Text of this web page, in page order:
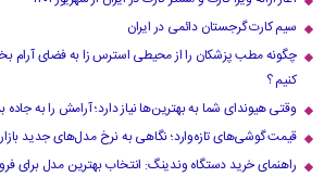
سیم کارت گرجستان دائمی در ایران
چگونه مطب پزشکان را از محیطی استرس زا به فضای آرام
کنیم ؟
وقتی هیوندای شما به بهترین‌ها نیاز دارد؛ آرامش را به جاده
قیمت گوشی‌های تازه‌وارد؛ نگاهی به نرخ مدل‌های جدید بازار
راهنمای خرید دستگاه وندینگ: انتخاب بهترین مدل برای